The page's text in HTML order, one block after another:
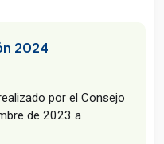
2024
por el Consejo
de 2023 a